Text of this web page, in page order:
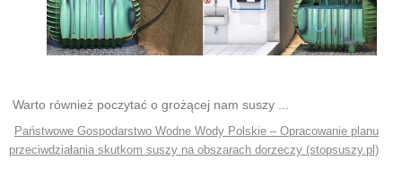
Warto również poczytać o grożącej nam suszy ...
Państwowe Gospodarstwo Wodne Wody Polskie – Opracowanie planu
przeciwdziałania skutkom suszy na obszarach dorzeczy (stopsuszy.pl)